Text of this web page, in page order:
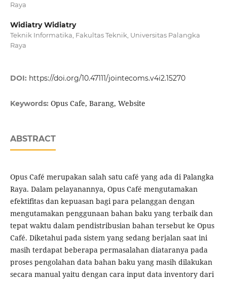
Raya
Widiatry Widiatry
Teknik Informatika, Fakultas Teknik, Universitas Palangka
Raya
DOI: https://doi.org/10.47111/jointecoms.v4i2.15270
Keywords: Opus Cafe, Barang, Website
ABSTRACT
Opus Café merupakan salah satu café yang ada di Palangka
Raya. Dalam pelayanannya, Opus Café mengutamakan
efektifitas dan kepuasan bagi para pelanggan dengan
mengutamakan penggunaan bahan baku yang terbaik dan
tepat waktu dalam pendistribusian bahan tersebut ke Opus
Café. Diketahui pada sistem yang sedang berjalan saat ini
masih terdapat beberapa permasalahan diataranya pada
proses pengolahan data bahan baku yang masih dilakukan
secara manual yaitu dengan cara input data inventory dari